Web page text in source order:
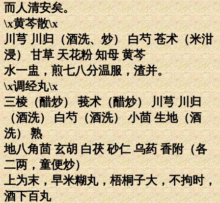
而人清安矣。
\x黄芩散\x
川芎 川归（酒洗、炒） 白芍 苍术（米泔
浸） 甘草 天花粉 知母 黄芩
水一盅，煎七八分温服，渣并。
\x调经丸\x
三棱（醋炒） 莪术（醋炒） 川芎 川归
（酒洗） 白芍（酒洗） 小茴 生地（酒
洗） 熟
地八角茴 玄胡 白茯 砂仁 乌药 香附（各
二两，童便炒）
上为末，早米糊丸，梧桐子大，不拘时，
酒下百丸